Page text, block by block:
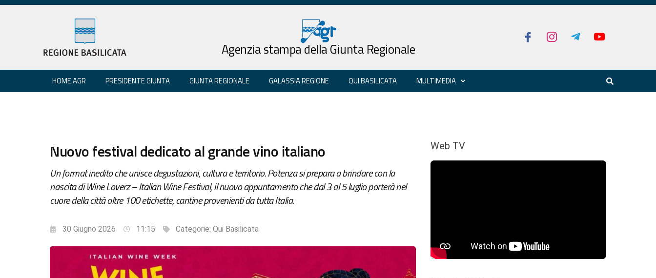
Agenzia stampa della Giunta Regionale
HOME AGR PRESIDENTE GIUNTA GIUNTA REGIONALE GALASSIA REGIONE QUI BASILICATA MULTIMEDIA
Nuovo festival dedicato al grande vino italiano
Un format inedito che unisce degustazioni, cultura e territorio. Potenza si prepara a brindare con la
nascita di Wine Loverz – Italian Wine Festival, il nuovo appuntamento che dal 3 al 5 luglio porterà nel
cuore della città oltre 100 etichette, cantine provenienti da tutta Italia.
30 Giugno 2026 11:15 Categorie: Qui Basilicata
Web TV